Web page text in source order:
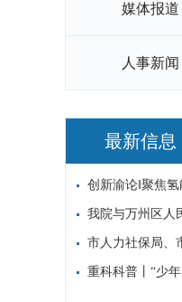
媒体报道
人事新闻
最新信息
创新渝论‖聚焦